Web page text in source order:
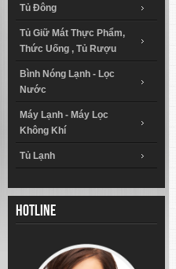
Tủ Đông
Tủ Giữ Mát Thực Phẩm,
Thức Uống , Tủ Rượu
Bình Nóng Lạnh - Lọc
Nước
Máy Lạnh - Máy Lọc
Không Khí
Tủ Lạnh
Hotline